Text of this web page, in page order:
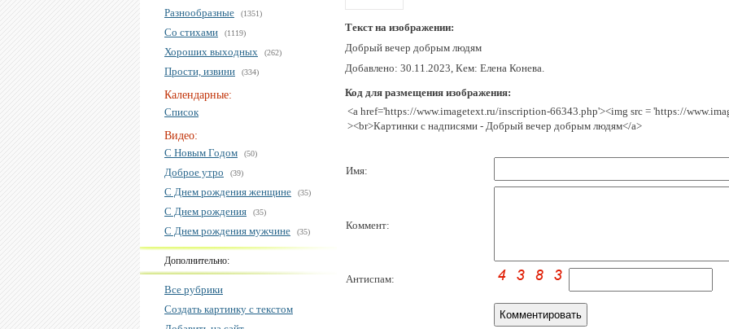
Разнообразные (1351)
Со стихами (1119)
Хороших выходных (262)
Прости, извини (334)
Календарные:
Список
Видео:
С Новым Годом
(50)
Доброе утро (39)
С Днем рождения женщине (35)
С Днем рождения (35)
С Днем рождения мужчине (35)
Дополнительно:
Все рубрики
Создать картинку с текстом
Текст на изображении:
Добрый вечер добрым людям
Добавлено: 30.11.2023, Кем: Елена Конева.
Код для размещения изображения:
<a href='https://www.imagetext.ru/inscription-66343.php'><img src = 'https://
><br>Картинки с надписями - Добрый вечер добрым людям</a>
Имя:
Коммент:
Антиспам: